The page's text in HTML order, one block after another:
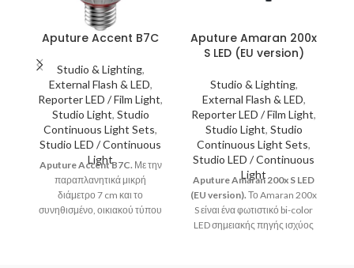
Aputure Accent B7C
Studio & Lighting,
External Flash & LED,
Reporter LED / Film Light,
Studio Light, Studio
Continuous Light Sets,
Studio LED / Continuous
Light
Aputure Accent B7C. Με την
παραπλανητικά μικρή
διάμετρο 7 cm και το
συνηθισμένο, οικιακού τύπου
Aputure Amaran 200x
S LED (EU version)
Studio & Lighting,
External Flash & LED,
Reporter LED / Film Light,
Studio Light, Studio
Continuous Light Sets,
Studio LED / Continuous
Light
Aputure Amaran 200x S LED
(EU version). Το Amaran 200x
S είναι ένα φωτιστικό bi-color
LED σημειακής πηγής ισχύος